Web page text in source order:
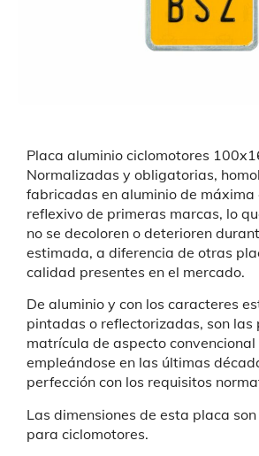
Placa aluminio ciclomotores
Normalizadas y obligatorias,
fabricadas en aluminio de máxima
reflexivo de primeras marcas, lo
no se decoloren o deterioren
estimada, a diferencia de otras
calidad presentes en el mercado.
De aluminio y con los caracteres
pintadas o reflectorizadas, son las
matrícula de aspecto convencional
empleándose en las últimas
perfección con los requisitos
Las dimensiones de esta placa
para ciclomotores.